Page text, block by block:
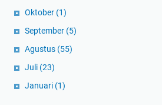
Oktober (1)
September (5)
Agustus (55)
Juli (23)
Januari (1)